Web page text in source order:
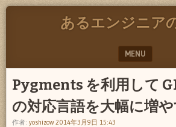
あるエンジニア
MENU
Pygments を利用して
の対応言語を大幅に増
作者: yoshizow 2014年3月9日 15:43